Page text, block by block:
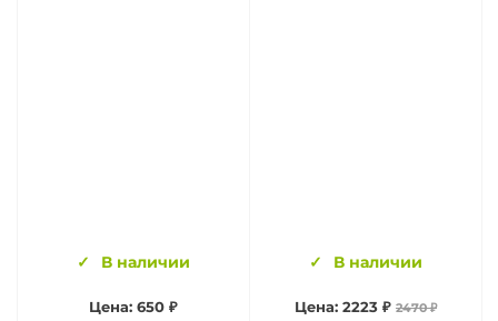
В наличии
Цена: 650 ₽
В наличии
Цена: 2223 ₽ 2470 ₽